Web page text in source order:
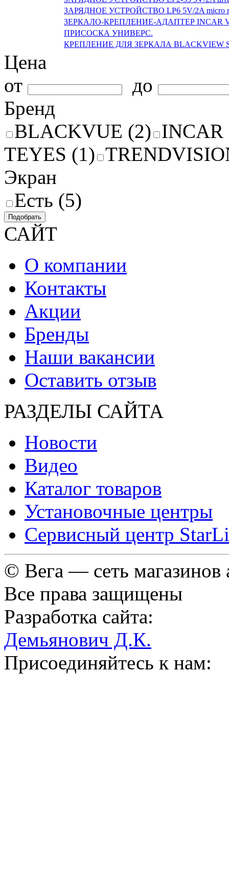
ЗАРЯДНОЕ УСТРОЙСТВО LP6 5V/2A micro
ЗЕРКАЛО-КРЕПЛЕНИЕ-АДАПТЕР INCAR
ПРИСОСКА УНИВЕРС.
КРЕПЛЕНИЕ ДЛЯ ЗЕРКАЛА BLACKVIEW
Цена
от
до
Бренд
BLACKVUE (2) INCAR
TEYES (1)
Экран
Есть (5)
Подобрать
САЙТ
О компании
Контакты
Акции
Бренды
Наши вакансии
Оставить отзыв
РАЗДЕЛЫ САЙТА
Новости
Видео
Каталог товаров
Установочные центры
Сервисный центр
© Вега — сеть магазинов
Все права защищены
Разработка сайта:
Демьянович Д.К.
Присоединяйтесь к нам: